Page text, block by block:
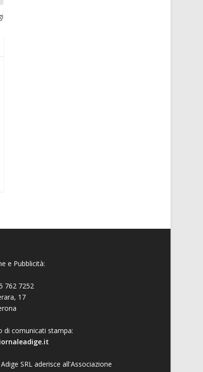
e Pubblicità:
762 7252
17
di comunicati stampa:
SRL aderisce all'Associazione